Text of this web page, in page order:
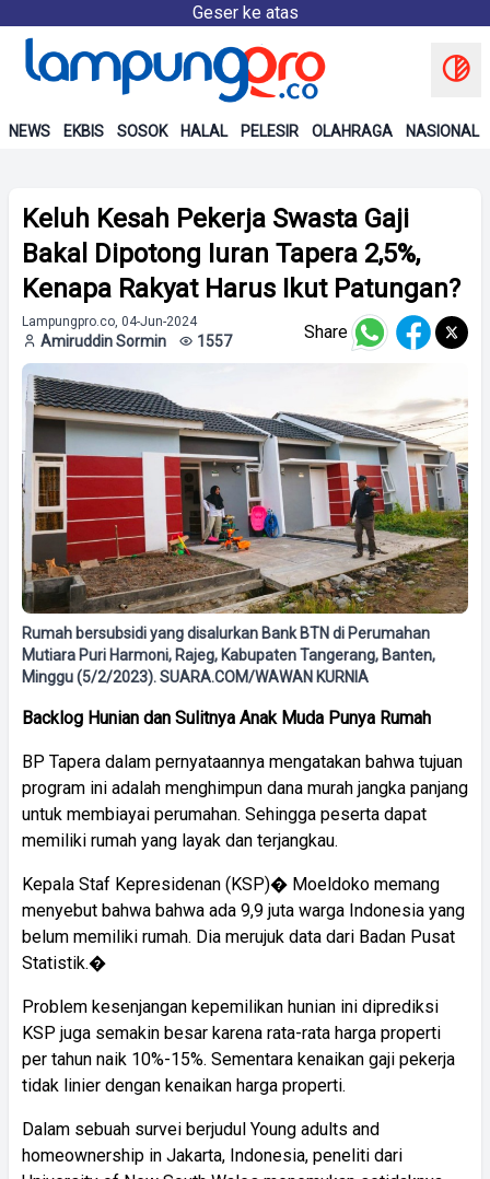
Geser ke atas
NEWS EKBIS SOSOK HALAL PELESIR OLAHRAGA NASIONAL
Keluh Kesah Pekerja Swasta Gaji
Bakal Dipotong Iuran Tapera 2,5%,
Kenapa Rakyat Harus Ikut Patungan?
Lampungpro.co, 04-Jun-2024
Amiruddin Sormin 1557 Share
Rumah bersubsidi yang disalurkan Bank BTN di Perumahan
Mutiara Puri Harmoni, Rajeg, Kabupaten Tangerang, Banten,
Minggu (5/2/2023). SUARA.COM/WAWAN KURNIA
Backlog Hunian dan Sulitnya Anak Muda Punya Rumah
BP Tapera dalam pernyataannya mengatakan bahwa tujuan
program ini adalah menghimpun dana murah jangka panjang
untuk membiayai perumahan. Sehingga peserta dapat
memiliki rumah yang layak dan terjangkau.
Kepala Staf Kepresidenan (KSP)� Moeldoko memang
menyebut bahwa bahwa ada 9,9 juta warga Indonesia yang
belum memiliki rumah. Dia merujuk data dari Badan Pusat
Statistik.�
Problem kesenjangan kepemilikan hunian ini diprediksi
KSP juga semakin besar karena rata-rata harga properti
per tahun naik 10%-15%. Sementara kenaikan gaji pekerja
tidak linier dengan kenaikan harga properti.
Dalam sebuah survei berjudul Young adults and
homeownership in Jakarta, Indonesia, peneliti dari